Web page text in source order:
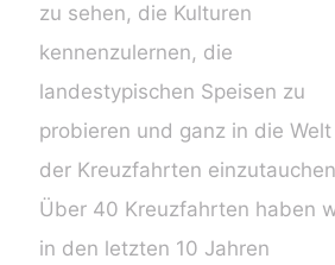
zu sehen, die Kulturen
kennenzulernen, die
landestypischen Speisen zu
probieren und ganz in die Welt
der Kreuzfahrten
Über 40 Kreuzfahrten haben
in den letzten 10 Jahren